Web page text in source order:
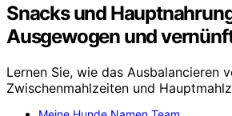
Snacks und
Ausgewogen und
Lernen Sie, wie das Ausbalancieren
Zwischenmahlzeiten und